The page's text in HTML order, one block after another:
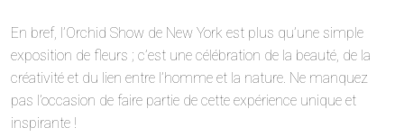
En bref, l’Orchid Show de New York est plus qu’une simple
exposition de fleurs ; c’est une célébration de la beauté, de la
créativité et du lien entre l’homme et la nature. Ne manquez
pas l’occasion de faire partie de cette expérience unique et
inspirante !